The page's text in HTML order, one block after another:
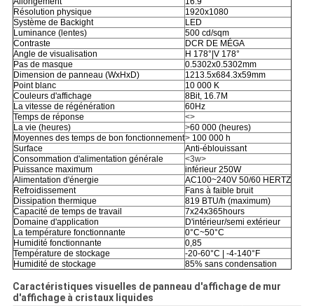
Résolution physique
1920x1080
Système de Backight
LED
Luminance (lentes)
500 cd/sqm
Contraste
DCR DE MÉGA
Angle de visualisation
H 178°|V 178°
Pas de masque
0.5302x0.5302mm
Dimension de panneau (WxHxD)
1213.5x684.3x59mm
Point blanc
10 000 K
Couleurs d'affichage
8Bit, 16.7M
La vitesse de régénération
60Hz
Temps de réponse
<>
La vie (heures)
>60 000 (heures)
Moyennes des temps de bon fonctionnement> 100 000 h
Surface
Anti-éblouissant
Consommation d'alimentation générale
<3w>
Puissance maximum
inférieur 250W
Alimentation d'énergie
AC100~240V 50/60 HERTZ
Refroidissement
Fans à faible bruit
Dissipation thermique
819 BTU/h (maximum)
Capacité de temps de travail
7x24x365hours
Domaine d'application
D'intérieur/semi extérieur
La température fonctionnante
0°C~50°C
Humidité fonctionnante
0,85
Température de stockage
-20-60°C | -4-140°F
Humidité de stockage
85% sans condensation
Caractéristiques visuelles de panneau d'affichage de mur
d'affichage à cristaux liquides